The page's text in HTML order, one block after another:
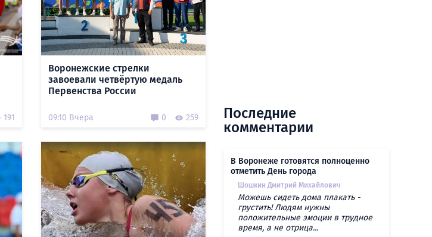
191
Воронежские стрелки
завоевали четвёртую медаль
Первенства России
09:10 Вчера 0 259
Последние
комментарии
В Воронеже готовятся полноценно
отметить День города
Шошкин Дмитрий Михайлович
Можешь сидеть дома плакать -
грустить! Людям нужны
положительные эмоции в трудное
время, а не отрица...